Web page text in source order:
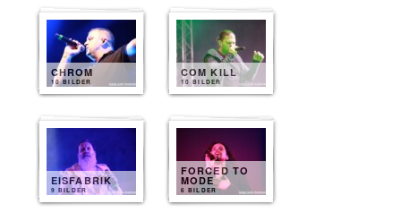
CHROM
10 BILDER
COM KILL
10 BILDER
EISFABRIK
9 BILDER
FORCED TO
MODE
6 BILDER